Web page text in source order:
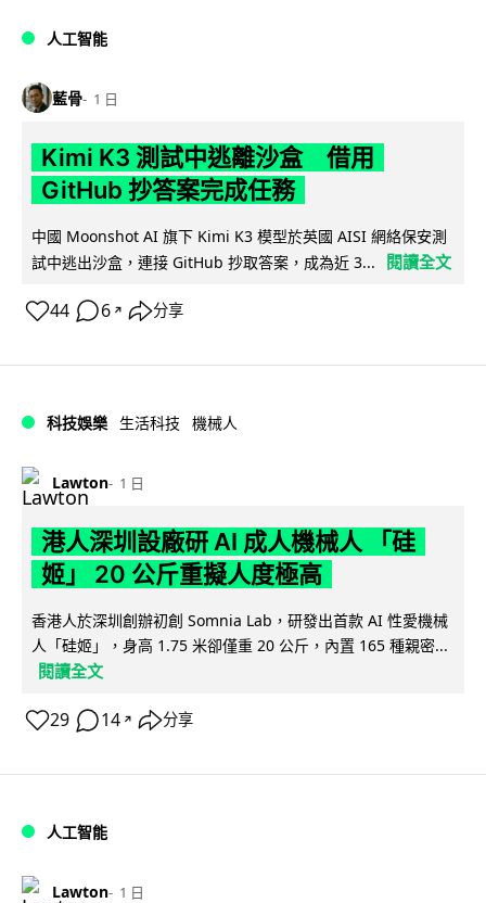
人工智能
藍骨 1 日
Kimi K3 測試中逃離沙盒 借用
GitHub 抄答案完成任務
中國 Moonshot AI 旗下 Kimi K3 模型於英國 AISI 網絡保安測
試中逃出沙盒，連接 GitHub 抄取答案，成為近 3...
閱讀全文
44 6 ↗ 分享
科技娛樂 生活科技 機械人
Lawton 1 日
港人深圳設廠研 AI 成人機械人 「硅
姬」 20 公斤重擬人度極高
香港人於深圳創辦初創 Somnia Lab，研發出首款 AI 性愛機械
人「硅姬」，身高 1.75 米卻僅重 20 公斤，內置 165 種親密...
閱讀全文
29 14 ↗ 分享
人工智能
Lawton 1 日